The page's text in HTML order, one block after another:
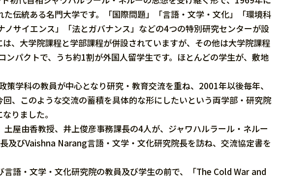
伝統ある名門大学です。「国際問題」「言語・文学・文化」「環境科
サイエンス」「法とガバナンス」などの4つの特別研究センターが設
、大学院課程と学部課程が併設されていますが、その他は大学院課程
パクトで、うち約1割が外国人留学生です。ほとんどの学生が、敷地
学科の教員が中心となり研究・教育交流を重ね、2001年以後毎年、
、このような交流の蓄積を具体的な形にしたいという両学部・研究院
りました。
屋由香教授、井上俊彦事務課長の4人が、ジャワハルラール・ネルー
及びVaishna Narang言語・文学・文化研究院長を訪ね、交流協定書を
語・文学・文化研究院の教員及び学生の前で、「The Cold War and